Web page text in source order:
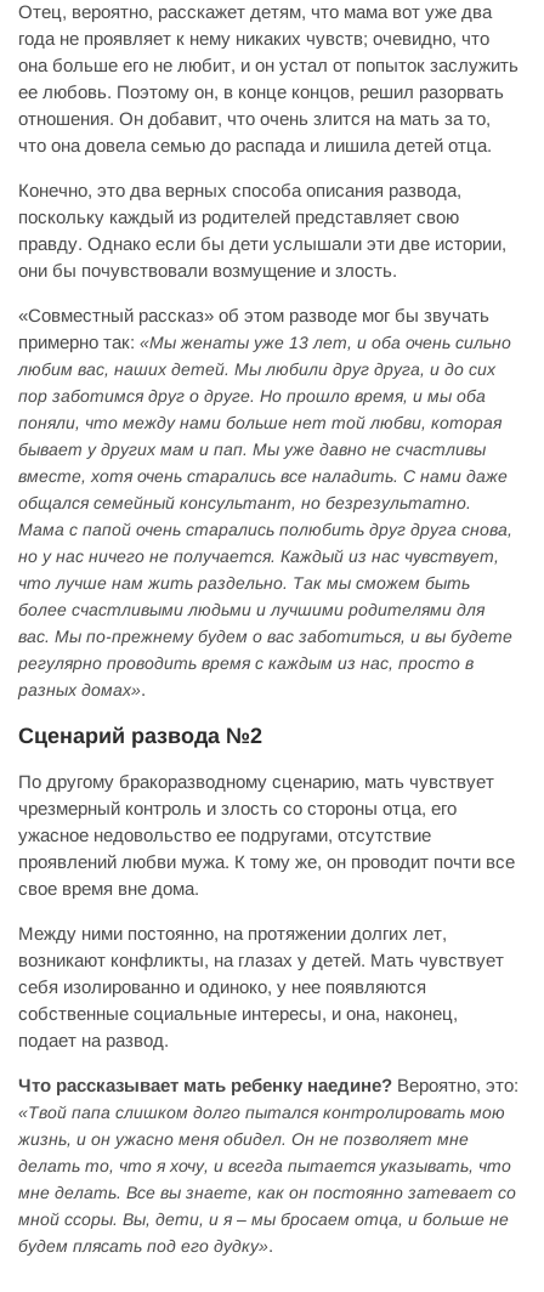
Отец, вероятно, расскажет детям, что мама вот уже два
года не проявляет к нему никаких чувств; очевидно, что
она больше его не любит, и он устал от попыток заслужить
ее любовь. Поэтому он, в конце концов, решил разорвать
отношения. Он добавит, что очень злится на мать за то,
что она довела семью до распада и лишила детей отца.
Конечно, это два верных способа описания развода,
поскольку каждый из родителей представляет свою
правду. Однако если бы дети услышали эти две истории,
они бы почувствовали возмущение и злость.
«Совместный рассказ» об этом разводе мог бы звучать
примерно так: «Мы женаты уже 13 лет, и оба очень сильно
любим вас, наших детей. Мы любили друг друга, и до сих
пор заботимся друг о друге. Но прошло время, и мы оба
поняли, что между нами больше нет той любви, которая
бывает у других мам и пап. Мы уже давно не счастливы
вместе, хотя очень старались все наладить. С нами даже
общался семейный консультант, но безрезультатно.
Мама с папой очень старались полюбить друг друга снова,
но у нас ничего не получается. Каждый из нас чувствует,
что лучше нам жить раздельно. Так мы сможем быть
более счастливыми людьми и лучшими родителями для
вас. Мы по-прежнему будем о вас заботиться, и вы будете
регулярно проводить время с каждым из нас, просто в
разных домах».
Сценарий развода №2
По другому бракоразводному сценарию, мать чувствует
чрезмерный контроль и злость со стороны отца, его
ужасное недовольство ее подругами, отсутствие
проявлений любви мужа. К тому же, он проводит почти все
свое время вне дома.
Между ними постоянно, на протяжении долгих лет,
возникают конфликты, на глазах у детей. Мать чувствует
себя изолированно и одиноко, у нее появляются
собственные социальные интересы, и она, наконец,
подает на развод.
Что рассказывает мать ребенку наедине? Вероятно, это:
«Твой папа слишком долго пытался контролировать мою
жизнь, и он ужасно меня обидел. Он не позволяет мне
делать то, что я хочу, и всегда пытается указывать, что
мне делать. Все вы знаете, как он постоянно затевает со
мной ссоры. Вы, дети, и я – мы бросаем отца, и больше не
будем плясать под его дудку».